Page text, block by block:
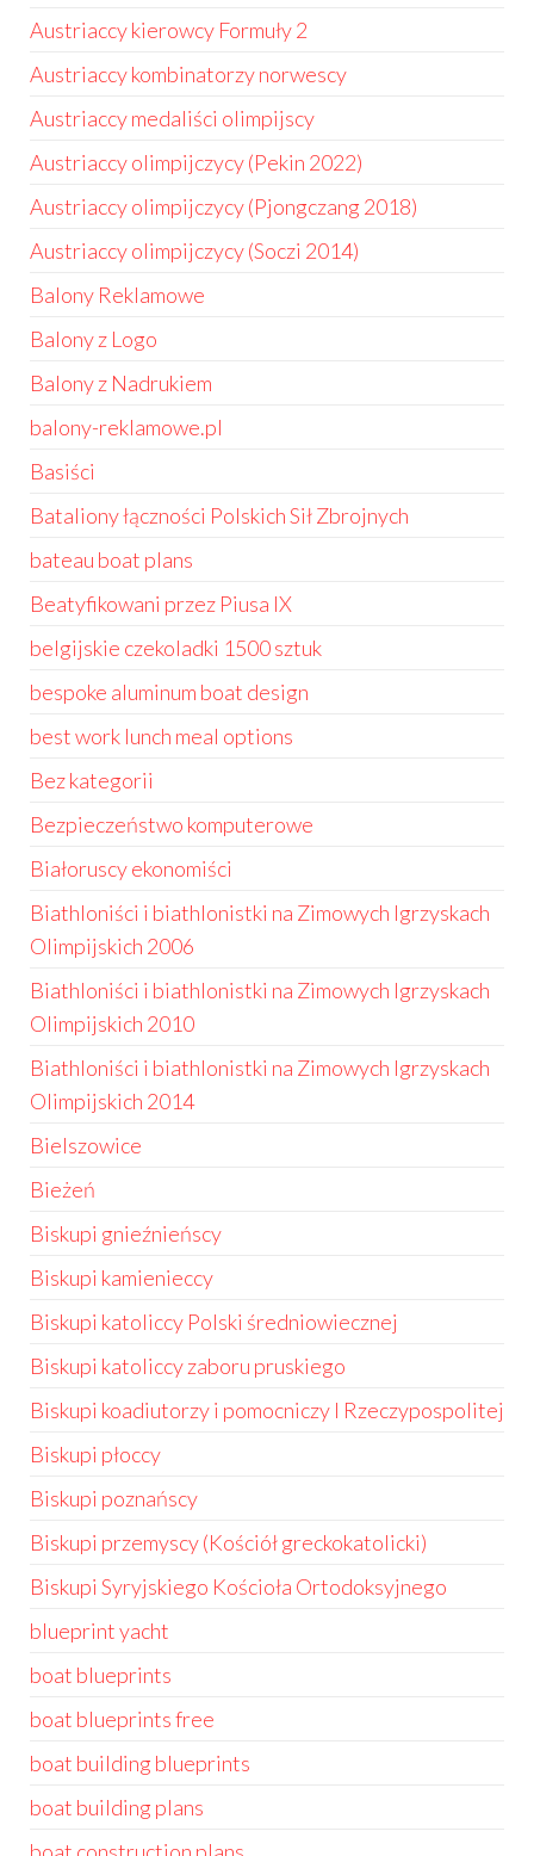
Austriaccy kierowcy Formuły 2
Austriaccy kombinatorzy norwescy
Austriaccy medaliści olimpijscy
Austriaccy olimpijczycy (Pekin 2022)
Austriaccy olimpijczycy (Pjongczang 2018)
Austriaccy olimpijczycy (Soczi 2014)
Balony Reklamowe
Balony z Logo
Balony z Nadrukiem
balony-reklamowe.pl
Basiści
Bataliony łączności Polskich Sił Zbrojnych
bateau boat plans
Beatyfikowani przez Piusa IX
belgijskie czekoladki 1500 sztuk
bespoke aluminum boat design
best work lunch meal options
Bez kategorii
Bezpieczeństwo komputerowe
Białoruscy ekonomiści
Biathloniści i biathlonistki na Zimowych Igrzyskach
Olimpijskich 2006
Biathloniści i biathlonistki na Zimowych Igrzyskach
Olimpijskich 2010
Biathloniści i biathlonistki na Zimowych Igrzyskach
Olimpijskich 2014
Bielszowice
Bieżeń
Biskupi gnieźnieńscy
Biskupi kamienieccy
Biskupi katoliccy Polski średniowiecznej
Biskupi katoliccy zaboru pruskiego
Biskupi koadiutorzy i pomocniczy I Rzeczypospolitej
Biskupi płoccy
Biskupi poznańscy
Biskupi przemyscy (Kościół greckokatolicki)
Biskupi Syryjskiego Kościoła Ortodoksyjnego
blueprint yacht
boat blueprints
boat blueprints free
boat building blueprints
boat building plans